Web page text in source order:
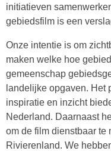
initiatieven
gebiedsfilm is een
Onze intentie is om
maken welke hoe
gemeenschap
landelijke opgaven. Het
inspiratie en inzicht
Nederland. Daarnaast
om de film dienstbaar te
Rivierenland. We